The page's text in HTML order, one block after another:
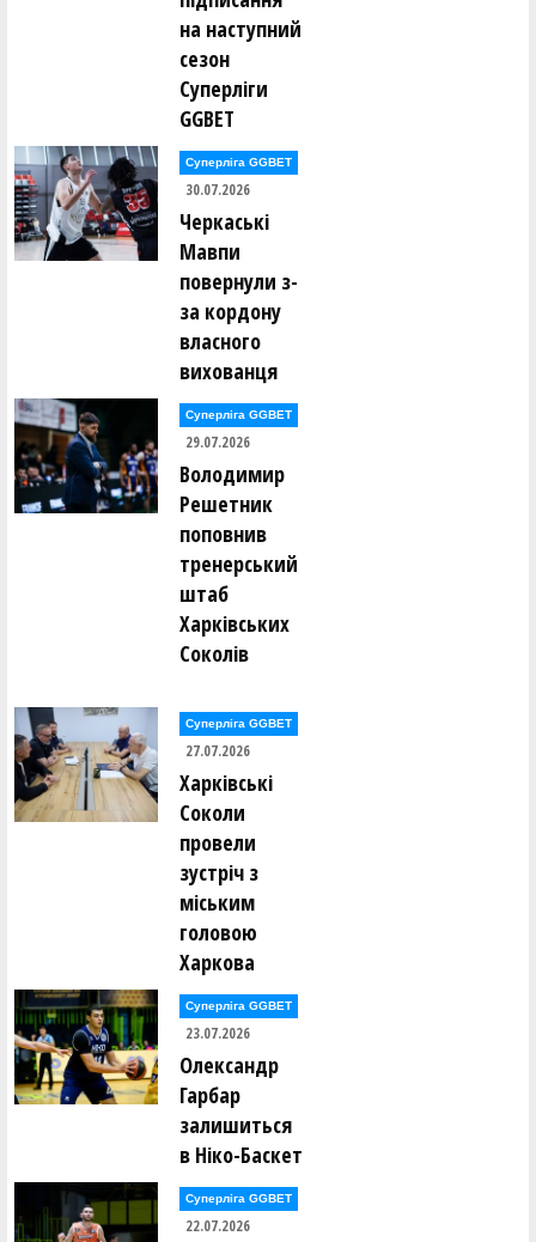
на наступний
сезон
Суперліги
GGBET
Суперліга GGBET
30.07.2026
Черкаські
Мавпи
повернули з-
за кордону
власного
вихованця
Суперліга GGBET
29.07.2026
Володимир
Решетник
поповнив
тренерський
штаб
Харківських
Соколів
Суперліга GGBET
27.07.2026
Харківські
Соколи
провели
зустріч з
міським
головою
Харкова
Суперліга GGBET
23.07.2026
Олександр
Гарбар
залишиться
в Ніко-Баскет
Суперліга GGBET
22.07.2026